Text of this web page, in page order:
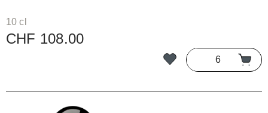
10 cl
CHF 108.00